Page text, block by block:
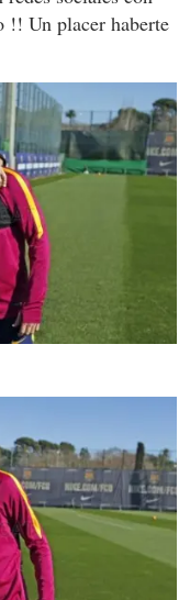
!! Un placer haberte